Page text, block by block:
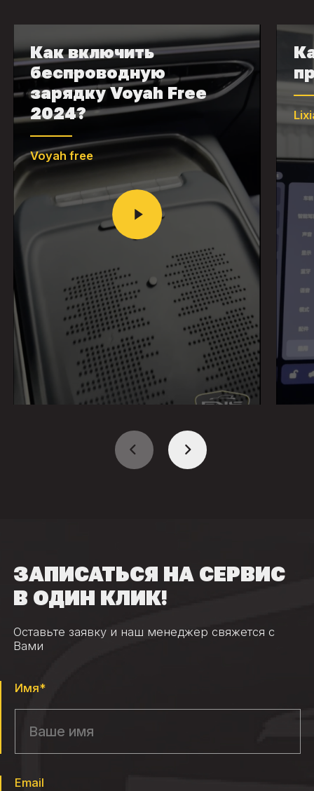
Как включить
беспроводную
зарядку Voyah Free
2024?
Voyah free
ЗАПИСАТЬСЯ НА СЕРВИС
В ОДИН КЛИК!
Оставьте заявку и наш менеджер свяжется с
Вами
Имя*
Email